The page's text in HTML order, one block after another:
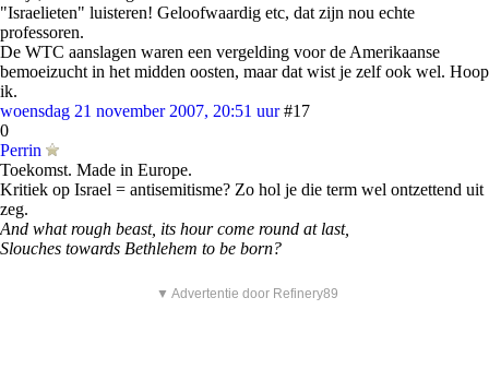
"Israelieten" luisteren! Geloofwaardig etc, dat zijn nou echte
professoren.
De WTC aanslagen waren een vergelding voor de Amerikaanse
bemoeizucht in het midden oosten, maar dat wist je zelf ook wel. Hoop
ik.
woensdag 21 november 2007, 20:51 uur #17
0
Perrin
Toekomst. Made in Europe.
Kritiek op Israel = antisemitisme? Zo hol je die term wel ontzettend uit
zeg.
And what rough beast, its hour come round at last,
Slouches towards Bethlehem to be born?
▼ Advertentie door Refinery89